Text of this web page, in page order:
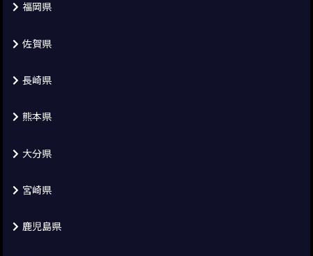
福岡県
佐賀県
長崎県
熊本県
大分県
宮崎県
鹿児島県